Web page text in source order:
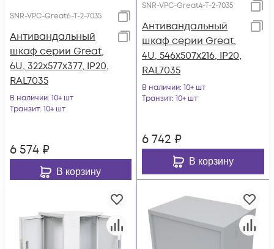
SNR-VPC-Great6-T-2-7035
Антивандальный
шкаф серии Great,
6U, 322х577х377, IP20,
RAL7035
В наличии: 10+ шт
Транзит: 10+ шт
6 574 ₽
В корзину
SNR-VPC-Great4-T-2-7035
Антивандальный
шкаф серии Great,
4U, 546х507х216, IP20,
RAL7035
В наличии: 10+ шт
Транзит: 10+ шт
6 742 ₽
В корзину